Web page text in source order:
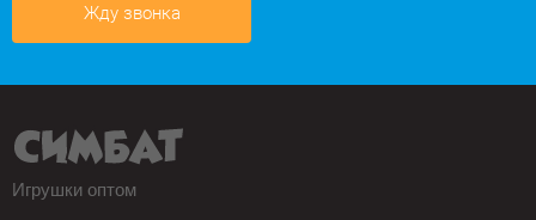
Жду звонка
Игрушки оптом